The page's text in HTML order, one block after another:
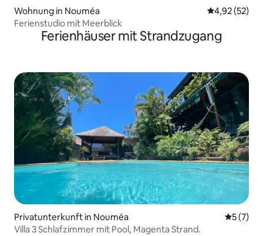
Wohnung in Nouméa
4,92 (52)
Ferienstudio mit Meerblick
Ferienhäuser mit Strandzugang
Privatunterkunft in Nouméa
5 (7)
Villa 3 Schlafzimmer mit Pool, Magenta Strand.